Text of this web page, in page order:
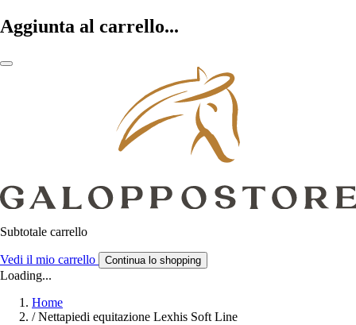
Aggiunta al carrello...
Subtotale carrello
Vedi il mio carrello Continua lo shopping
Loading...
Home
/ Nettapiedi equitazione Lexhis Soft Line